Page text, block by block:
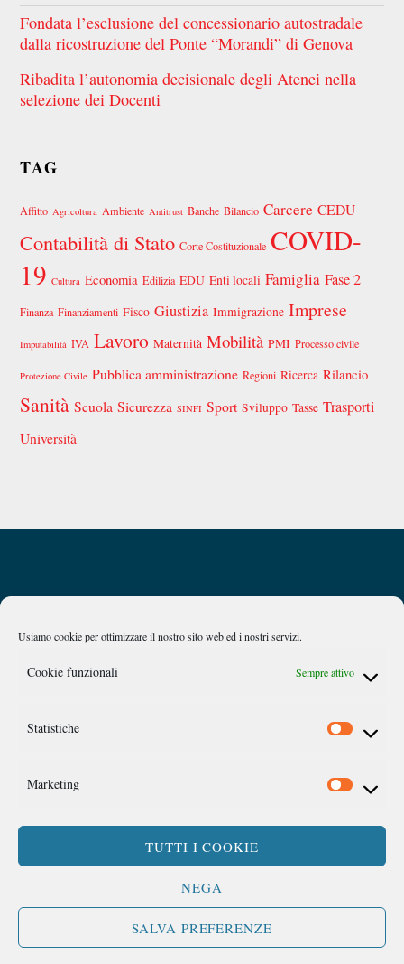
Usiamo cookie per ottimizzare il nostro sito web ed i nostri servizi.
Cookie funzionali Sempre attivo
Statistiche
Marketing
TUTTI I COOKIE
NEGA
SALVA PREFERENZE
Fondata l’esclusione del concessionario autostradale
dalla ricostruzione del Ponte “Morandi” di Genova
Ribadita l’autonomia decisionale degli Atenei nella
selezione dei Docenti
TAG
Affitto Agricoltura Ambiente Antitrust Banche Bilancio Carcere CEDU
Contabilità di Stato Corte Costituzionale COVID-
19 Cultura Economia Edilizia EDU Enti locali Famiglia Fase 2
Finanza Finanziamenti Fisco Giustizia Immigrazione Imprese
Imputabilità IVA Lavoro Maternità Mobilità PMI Processo civile
Protezione Civile Pubblica amministrazione Regioni Ricerca Rilancio
Sanità Scuola Sicurezza SINFI Sport Sviluppo Tasse Trasporti
Università
Top
Privacy Policy Chi siamo
Caan
©Link Campus University
SEGUICI SU: